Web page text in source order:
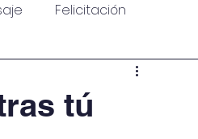
Felicitación
tú